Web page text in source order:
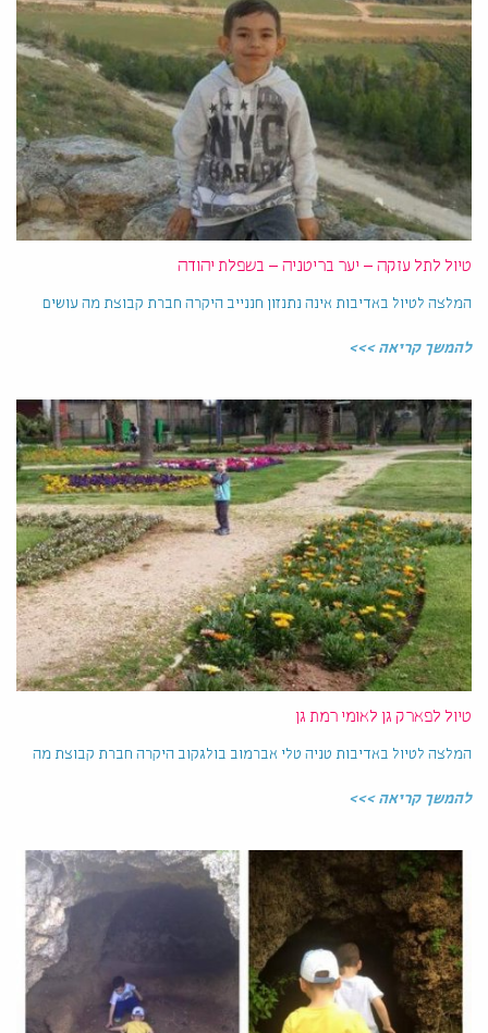
טיול לתל עזקה – יער בריטניה – בשפלת יהודה
המלצה לטיול באדיבות אינה נתנזון חננייב היקרה חברת קבוצת מה עושים
להמשך קריאה >>>
טיול לפארק גן לאומי רמת גן
המלצה לטיול באדיבות טניה טלי אברמוב בולגקוב היקרה חברת קבוצת מה
להמשך קריאה >>>